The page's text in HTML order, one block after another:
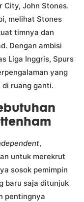
City, John Stones.
melihat Stones
timnya dan
Dengan ambisi
Liga Inggris, Spurs
yang
ruang ganti.
,
untuk merekrut
sosok pemimpin
baru saja ditunjuk
pentingnya